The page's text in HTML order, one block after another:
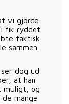
vi gjorde
fik ryddet
faktisk
sammen.
dog ud
at han
muligt, og
mange